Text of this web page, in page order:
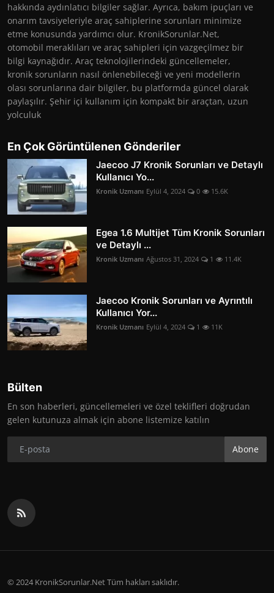
hakkında aydınlatıcı bilgiler sağlar. Ayrıca, bakım ipuçları ve
onarım tavsiyeleriyle araç sahiplerine sorunları minimize
etme konusunda yardımcı olur. KronikSorunlar.Net,
otomobil meraklıları ve araç sahipleri için vazgeçilmez bir
bilgi kaynağıdır. Araç teknolojilerindeki güncellemeler,
kronik sorunların nasıl önlenebileceği ve yeni modellerin
olası sorunlarına dair bilgiler, bu platformda güncel olarak
paylaşılır. Şehir içi kullanım için kompakt bir araçtan, uzun
yolculuk
En Çok Görüntülenen Gönderiler
Jaecoo J7 Kronik Sorunları ve Detaylı
Kullanıcı Yo...
Kronik Uzmanı Eylül 4, 2024 0 15.6K
Egea 1.6 Multijet Tüm Kronik Sorunları
ve Detaylı ...
Kronik Uzmanı Ağustos 31, 2024 1 11.4K
Jaecoo Kronik Sorunları ve Ayrıntılı
Kullanıcı Yor...
Kronik Uzmanı Eylül 4, 2024 1 11K
Bülten
En son haberleri, güncellemeleri ve özel teklifleri doğrudan
gelen kutunuza almak için abone listemize katılın
Abone
© 2024 KronikSorunlar.Net Tüm hakları saklıdır.